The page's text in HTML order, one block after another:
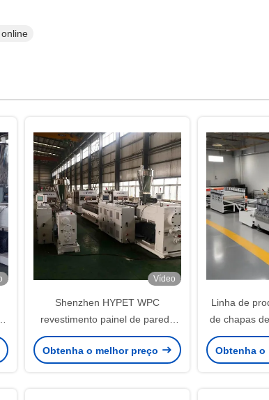
Vídeo
Shenzhen HYPET WPC
revestimento painel de parede
interior grande tabuleiro com
máquina de extrusão de padrão
Obtenha o melhor preço
Linha de
de chapas
HYPET de
de
Obtenha o